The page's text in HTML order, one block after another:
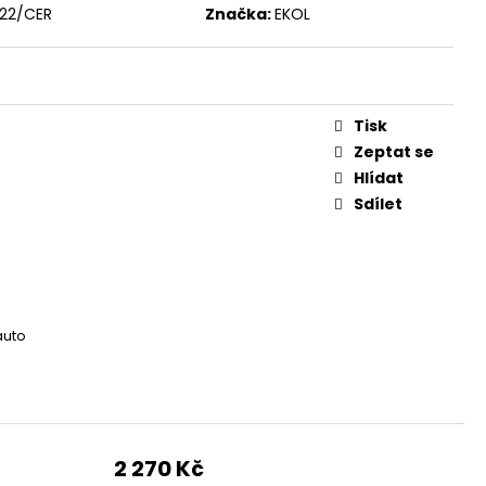
CER Značka:EKOL
Tisk
Zeptat se
Hlídat
Sdílet
2 270 Kč
KUŠÍ 16" - 1 KS